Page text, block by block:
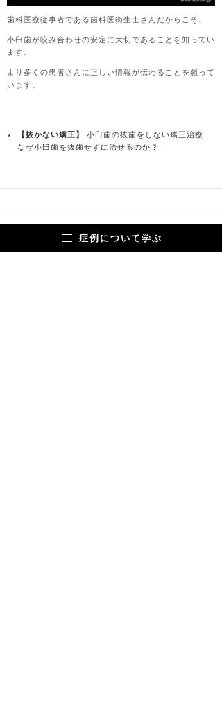
歯科医療従事者である歯科医衛生士さんだからこそ、
小臼歯が咬み合わせの安定に大切であることを知ってい
ます。
より多くの患者さんに正しい情報が伝わることを願って
います。
【抜かない矯正】
小臼歯の抜歯をしない矯正治療
なぜ小臼歯を抜歯せずに治せるのか？
＞『がたがた』一覧 ＜ 前へ
症例について学ぶ